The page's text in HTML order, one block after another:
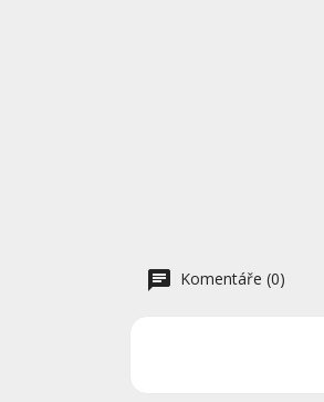
Komentáře (0)